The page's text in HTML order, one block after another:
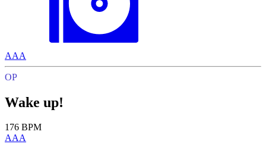
AAA
OP
Wake up!
176 BPM
AAA